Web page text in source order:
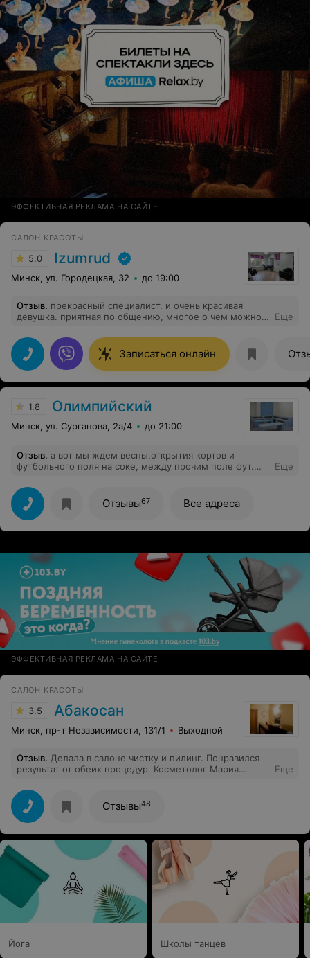
ЭФФЕКТИВНАЯ РЕКЛАМА НА САЙТЕ
САЛОН КРАСОТЫ
5.0 Izumrud
Минск, ул. Городецкая, 32 до 19:00
Отзыв. прекрасный специалист. и очень красивая
девушка. приятная по общению, многое о чем можно
Еще
Записаться онлайн
1.8 Олимпийский
Минск, ул. Сурганова, 2а/4 до 21:00
Отзыв. а вот мы ждем весны,открытия кортов и
футбольного поля на соке, между прочим поле фут.
специалисты-профессионалы! молодцы ! мы ваши
постоянные клиенты.
Еще
Отзывы67 Все адреса
ЭФФЕКТИВНАЯ РЕКЛАМА НА САЙТЕ
САЛОН КРАСОТЫ
3.5 Абакосан
Минск, пр-т Независимости, 131/1 Выходной
Отзыв. Делала в салоне чистку и пилинг. Понравился
результат от обеих процедур. Косметолог Мария
домашнему уходу. Я довольна. Приду еще.
Еще
Отзывы48
Йога Школы танцев